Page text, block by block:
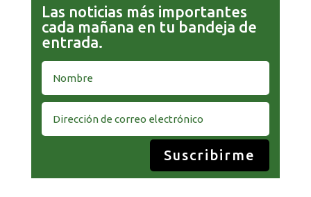
Las noticias más importantes
cada mañana en tu bandeja de
entrada.
Suscribirme